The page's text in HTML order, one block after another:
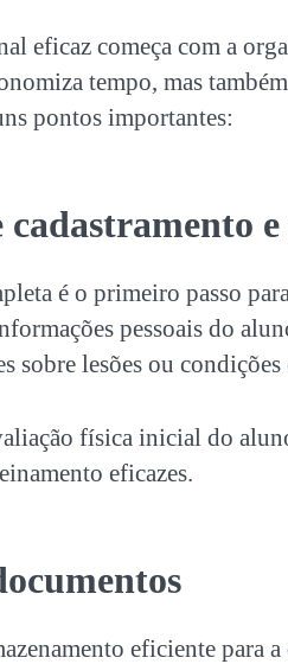
eficaz começa com a
tempo, mas
pontos importantes:
é o primeiro passo
pessoais do
sobre lesões ou condições
física inicial do
eficazes.
eficiente para a